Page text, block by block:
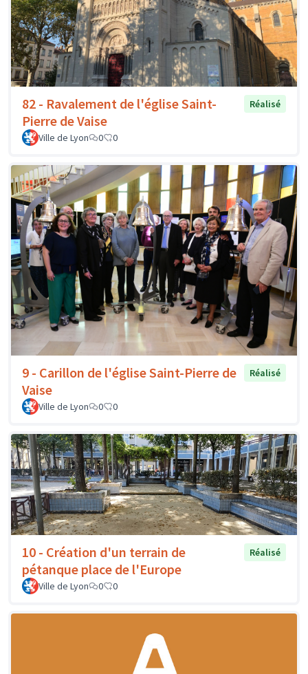
82 - Ravalement de l'église Saint-
Pierre de Vaise
Réalisé
Ville de Lyon 0 0
9 - Carillon de l'église Saint-Pierre de
Vaise
Réalisé
Ville de Lyon 0 0
10 - Création d'un terrain de
pétanque place de l'Europe
Réalisé
Ville de Lyon 0 0